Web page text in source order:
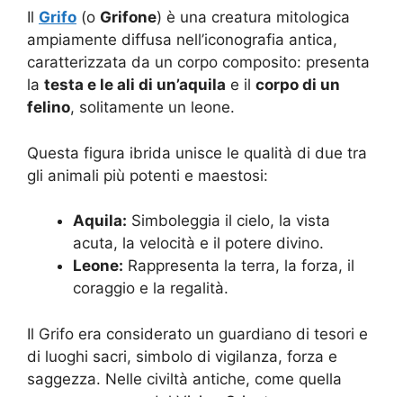
Il Grifo (o Grifone) è una creatura mitologica
ampiamente diffusa nell’iconografia antica,
caratterizzata da un corpo composito: presenta
la testa e le ali di un’aquila e il corpo di un
felino, solitamente un leone.
Questa figura ibrida unisce le qualità di due tra
gli animali più potenti e maestosi:
Aquila: Simboleggia il cielo, la vista
acuta, la velocità e il potere divino.
Leone: Rappresenta la terra, la forza, il
coraggio e la regalità.
Il Grifo era considerato un guardiano di tesori e
di luoghi sacri, simbolo di vigilanza, forza e
saggezza. Nelle civiltà antiche, come quella